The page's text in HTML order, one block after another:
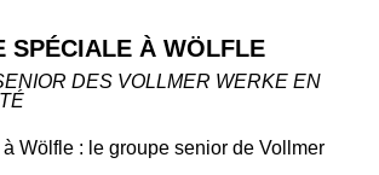
SPÉCIALE À WÖLFLE
DES VOLLMER WERKE EN
Wölfle : le groupe senior de Vollmer